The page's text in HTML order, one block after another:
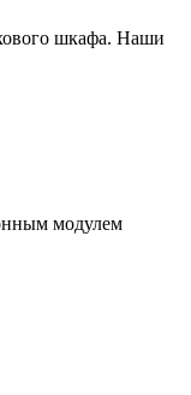
шкафа. Наши
модулем